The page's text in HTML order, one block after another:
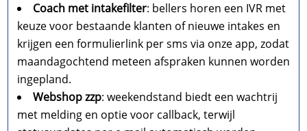
Coach met intakefilter: bellers horen een IVR met
keuze voor bestaande klanten of nieuwe intakes en
krijgen een formulierlink per sms via onze app, zodat
maandagochtend meteen afspraken kunnen worden
ingepland.​
Webshop zzp: weekendstand biedt een wachtrij
met melding en optie voor callback, terwijl